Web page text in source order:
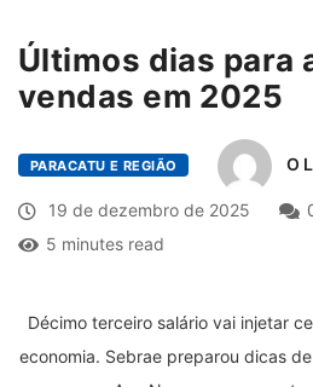
Últimos dias para
vendas em 2025
PARACATU E REGIÃO O
19 de dezembro de 2025
5 minutes read
Décimo terceiro salário vai injetar
economia. Sebrae preparou dicas